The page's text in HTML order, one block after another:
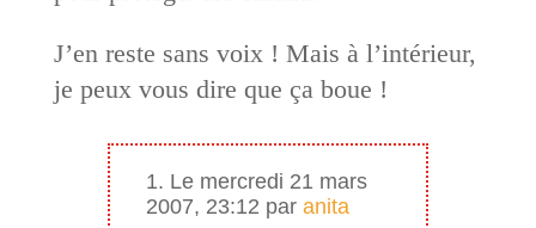
J’en reste sans voix ! Mais à l’intérieur,
je peux vous dire que ça boue !
1. Le mercredi 21 mars
2007, 23:12 par anita